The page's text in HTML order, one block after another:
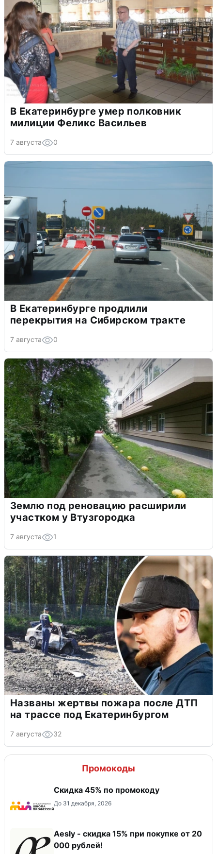
В Екатеринбурге умер полковник
милиции Феликс Васильев
7 августа 0
В Екатеринбурге продлили
перекрытия на Сибирском тракте
7 августа 0
Землю под реновацию расширили
участком у Втузгородка
7 августа 1
Названы жертвы пожара после ДТП
на трассе под Екатеринбургом
7 августа 32
Промокоды
Скидка 45% по промокоду
До 31 декабря, 2026
Aesly - скидка 15% при покупке от 20
000 рублей!